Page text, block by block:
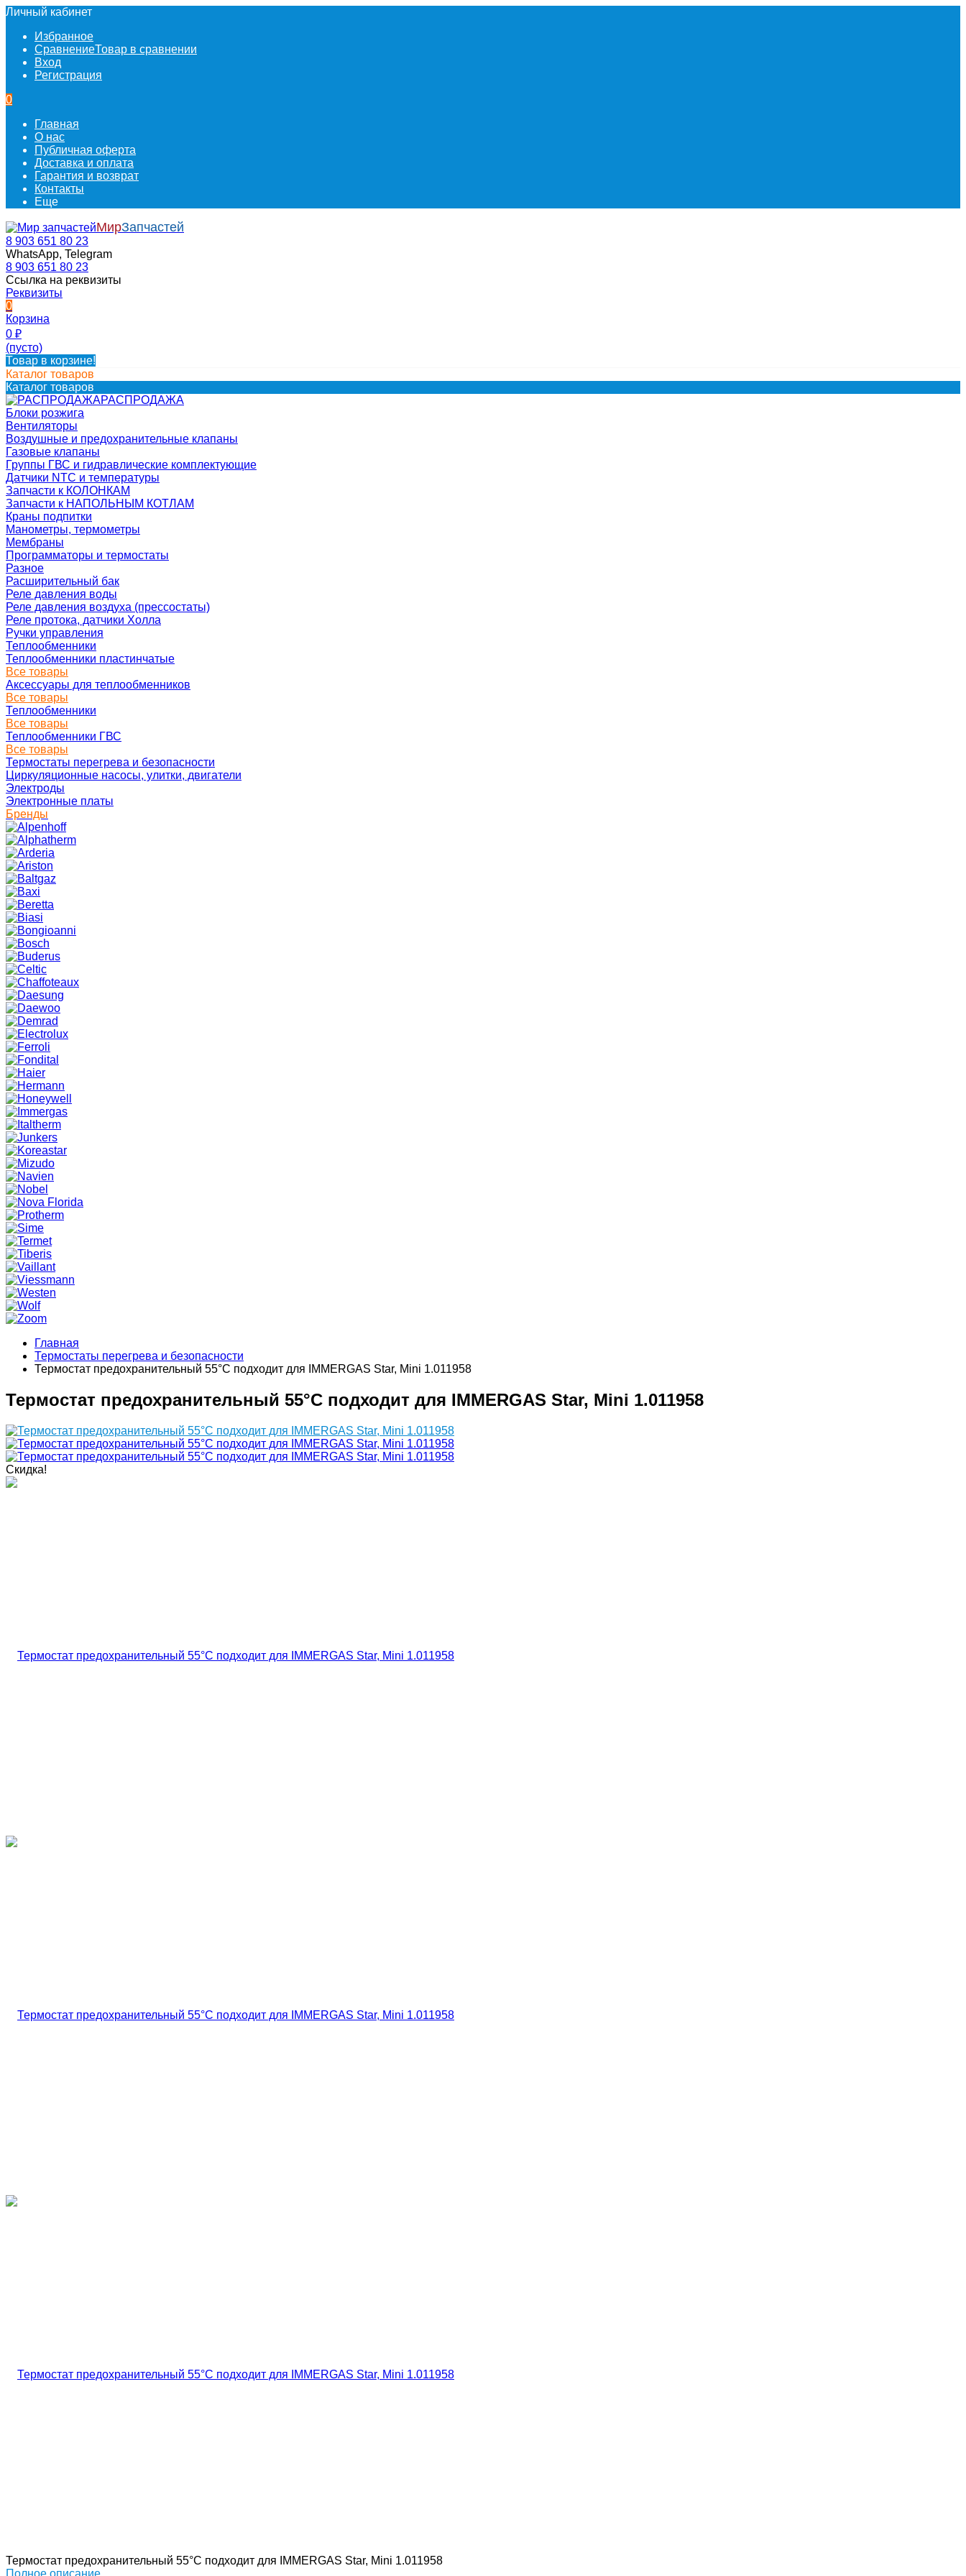
Личный кабинет
Избранное
СравнениеТовар в сравнении
Вход
Регистрация
0
Главная
О нас
Публичная оферта
Доставка и оплата
Гарантия и возврат
Контакты
Еще
МирЗапчастей
8 903 651 80 23
WhatsApp, Telegram
8 903 651 80 23
Ссылка на реквизиты
Реквизиты
0
Корзина
0 ₽
(пусто)
Товар в корзине!
Каталог товаров
Каталог товаров
РАСПРОДАЖА
Блоки розжига
Вентиляторы
Воздушные и предохранительные клапаны
Газовые клапаны
Группы ГВС и гидравлические комплектующие
Датчики NTC и температуры
Запчасти к КОЛОНКАМ
Запчасти к НАПОЛЬНЫМ КОТЛАМ
Краны подпитки
Манометры, термометры
Мембраны
Программаторы и термостаты
Разное
Расширительный бак
Реле давления воды
Реле давления воздуха (прессостаты)
Реле протока, датчики Холла
Ручки управления
Теплообменники
Теплообменники пластинчатые
Все товары
Аксессуары для теплообменников
Все товары
Теплообменники
Все товары
Теплообменники ГВС
Все товары
Термостаты перегрева и безопасности
Циркуляционные насосы, улитки, двигатели
Электроды
Электронные платы
Бренды
Главная
Термостаты перегрева и безопасности
Термостат предохранительный 55°C подходит для IMMERGAS Star, Mini 1.011958
Термостат предохранительный 55°C подходит для IMMERGAS Star, Mini 1.011958
Скидка!
Термостат предохранительный 55°C подходит для IMMERGAS Star, Mini 1.011958
Полное описание